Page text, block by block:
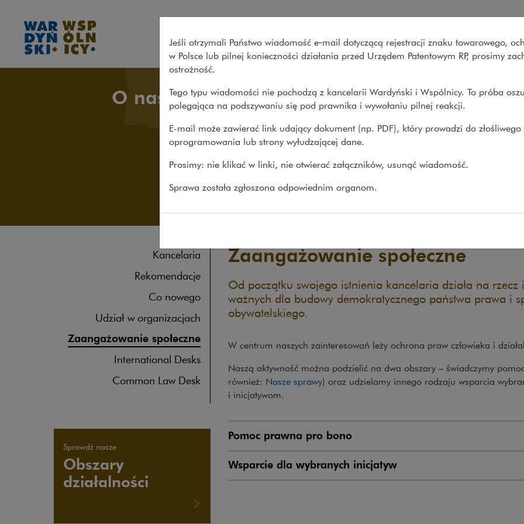
Co robimy O nas Nasze
O nas
Kancelaria
Rekomendacje
Co nowego
Udział w organizacjach
Zaangażowanie społeczne
International Desks
Common Law Desk
Sprawdź nasze
Obszary
działalności
Zaangażowanie społeczne
Od początku swojego istnienia kancelaria działa na rzecz
ważnych dla budowy demokratycznego państwa prawa i
obywatelskiego.
W centrum naszych zainteresowań leży ochrona praw człowieka i
Naszą aktywność można podzielić na dwa obszary – świadczymy
również: Nasze sprawy) oraz udzielamy innego rodzaju wsparcia
i inicjatywom.
Pomoc prawna pro bono
Wsparcie dla wybranych inicjatyw
Jeśli otrzymali Państwo wiadomość e‑mail dotyczącą rejestracji znaku towarowego,
w Polsce lub pilnej konieczności działania przed Urzędem Patentowym RP, prosimy
ostrożność.
Tego typu wiadomości nie pochodzą z kancelarii Wardyński i Wspólnicy. To próba
polegająca na podszywaniu się pod prawnika i wywołaniu pilnej reakcji.
E-mail może zawierać link udający dokument (np. PDF), który prowadzi do złośliwego
oprogramowania lub strony wyłudzającej dane.
Prosimy: nie klikać w linki, nie otwierać załączników, usunąć wiadomość.
Sprawa została zgłoszona odpowiednim organom.